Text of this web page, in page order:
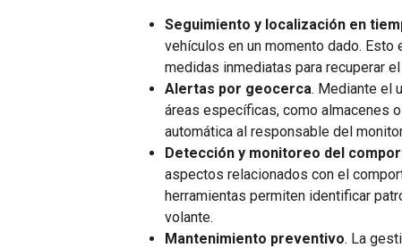
Seguimiento y localización en
vehículos en un momento dado.
medidas inmediatas para recuperar
Alertas por geocerca. Mediante el
áreas específicas, como almacenes
automática al responsable del
Detección y monitoreo del
aspectos relacionados con el
herramientas permiten identificar
volante.
Mantenimiento preventivo. La